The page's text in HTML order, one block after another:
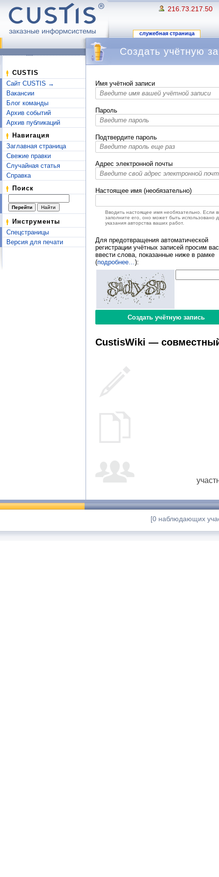
216.73.217.50
служебная страница
CUSTIS
Сайт CUSTIS →
Вакансии
Блог команды
Архив событий
Архив публикаций
Навигация
Заглавная страница
Свежие правки
Случайная статья
Справка
Поиск
Инструменты
Спецстраницы
Версия для печати
Создать учётную
Имя учётной записи
Пароль
Подтвердите пароль
Адрес электронной почты
Настоящее имя (необязательно)
Вводить настоящее имя необязательно. Если
заполните его, оно может быть использовано
указания авторства ваших работ.
Для предотвращения автоматической
регистрации учётных записей просим вас
ввести слова, показанные ниже в рамке
(подробнее… ):
CustisWiki —
[0 наблюдающих